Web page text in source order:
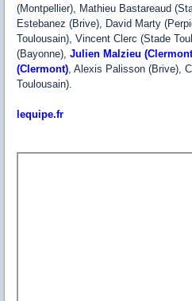
(Montpellier), Mathieu Bastareaud
Estebanez (Brive), David Marty
Toulousain), Vincent Clerc (Stade
(Bayonne), Julien Malzieu
(Clermont) , Alexis Palisson (Brive),
Toulousain).
lequipe.fr